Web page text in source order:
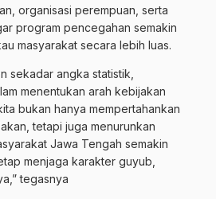
organisasi perempuan, serta
program pencegahan semakin
masyarakat secara lebih luas.
sekadar angka statistik,
menentukan arah kebijakan
bukan hanya mempertahankan
tetapi juga menurunkan
Jawa Tengah semakin
menjaga karakter guyub,
tegasnya